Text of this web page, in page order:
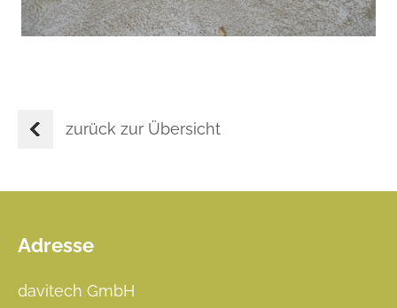
zurück zur Übersicht
Footer
Adresse
davitech GmbH